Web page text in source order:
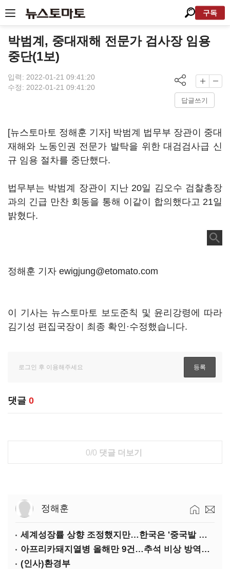
구독
박범계, 중대재해 전문가 검사장 임용
중단(1보)
입력: 2022-01-21 09:41:20
수정: 2022-01-21 09:41:20
답글쓰기
[뉴스토마토 정해훈 기자] 박범계 법무부 장관이 중대
재해와 노동인권 전문가 발탁을 위한 대검검사급 신
규 임용 절차를 중단했다.
법무부는 박범계 장관이 지난 20일 김오수 검찰총장
과의 긴급 만찬 회동을 통해 이같이 합의했다고 21일
밝혔다.
정해훈 기자 ewigjung@etomato.com
이 기사는 뉴스토마토 보도준칙 및 윤리강령에 따라
김기성 편집국장이 최종 확인·수정했습니다.
댓글 0
0/0 댓글 더보기
정해훈
세계성장률 상향 조정했지만…한국은 '중국발 살얼음판'
아프리카돼지열병 올해만 9건…추석 비상 방역에 '총력'
(인사)환경부